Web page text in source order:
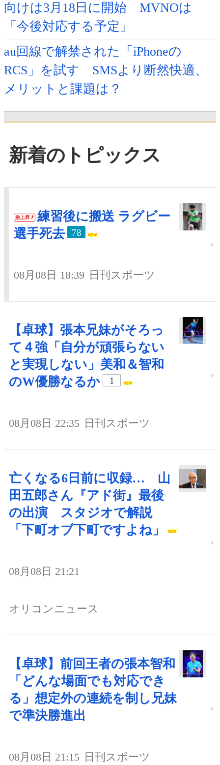
向けは3月18日に開始 MVNOは
「今後対応する予定」
au回線で解禁された「iPhoneの
RCS」を試す SMSより断然快適、
メリットと課題は？
新着のトピックス
急上昇
練習後に搬送 ラグビー
選手死去
78
08月08日 18:39 日刊スポーツ
【卓球】張本兄妹がそろっ
て４強「自分が頑張らない
と実現しない」美和＆智和
のW優勝なるか
1
08月08日 22:35 日刊スポーツ
亡くなる6日前に収録… 山
田五郎さん『アド街』最後
の出演 スタジオで解説
「下町オブ下町ですよね」
08月08日 21:21
オリコンニュース
【卓球】前回王者の張本智和
「どんな場面でも対応でき
る」想定外の連続を制し兄妹
で準決勝進出
08月08日 21:15 日刊スポーツ